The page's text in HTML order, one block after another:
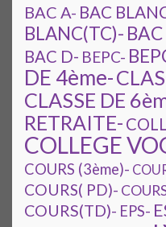
BAC A- BAC
BLANC(TC)-
BAC D- BEPC-
DE 4ème-
CLASSE DE
RETRAITE-
COLLEGE
COURS (3ème)-
COURS( PD)-
COURS(TD)- EPS-